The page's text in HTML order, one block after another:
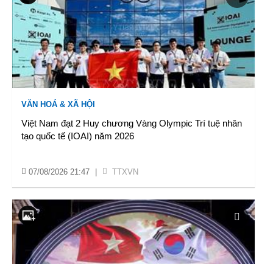
VĂN HOÁ & XÃ HỘI
Việt Nam đạt 2 Huy chương Vàng Olympic Trí tuệ nhân
tạo quốc tế (IOAI) năm 2026
07/08/2026 21:47 TTXVN